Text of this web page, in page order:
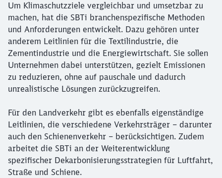
Um Klimaschutzziele vergleichbar und umsetzbar zu
machen, hat die SBTi branchenspezifische Methoden
und Anforderungen entwickelt. Dazu gehören unter
anderem Leitlinien für die Textilindustrie, die
Zementindustrie und die Energiewirtschaft. Sie sollen
Unternehmen dabei unterstützen, gezielt Emissionen
zu reduzieren, ohne auf pauschale und dadurch
unrealistische Lösungen zurückzugreifen.
Für den Landverkehr gibt es ebenfalls eigenständige
Leitlinien, die verschiedene Verkehrsträger – darunter
auch den Schienenverkehr – berücksichtigen. Zudem
arbeitet die SBTi an der Weiterentwicklung
spezifischer Dekarbonisierungsstrategien für Luftfahrt,
Straße und Schiene.